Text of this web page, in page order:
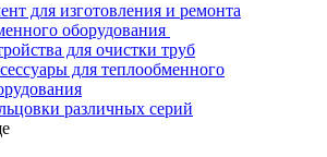
для изготовления и ремонта
оборудования
для очистки труб
для теплообменного
различных серий